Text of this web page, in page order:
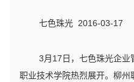
七色珠光 2016-03-17
3月17日，七色珠光企业
职业技术学院热烈展开。柳